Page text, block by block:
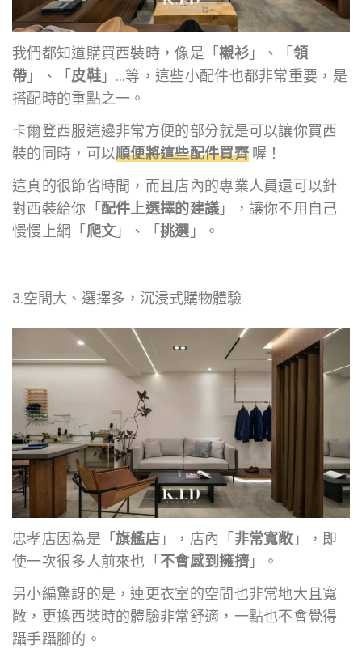
我們都知道購買西裝時，像是「襯衫」、「 領
帶 」、「 皮鞋」…等，這些小配件也都非常重要，是
搭配時的重點之一。
卡爾登西服這邊非常方便的部分就是可以讓你買西
裝的同時，可以順便將這些配件買齊喔！
這真的很節省時間，而且店內的專業人員還可以針
對西裝給你「 配件上選擇的建議 」，讓你不用自己
慢慢上網「 爬文 」、「挑選」。
3.空間大、選擇多，沉浸式購物體驗
忠孝店因為是「旗艦店 」，店內「 非常寬敞 」，即
使一次很多人前來也「 不會感到擁擠」。
另小編驚訝的是，連更衣室的空間也非常地大且寬
敞，更換西裝時的體驗非常舒適，一點也不會覺得
躡手躡腳的。